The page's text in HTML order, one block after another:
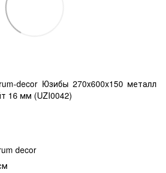
decor Юзибы 270x600x150 металл
16 мм (UZI0042)
decor